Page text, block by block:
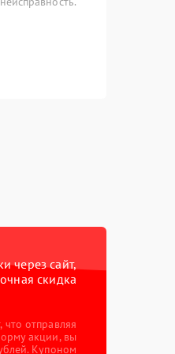
через сайт,
скидка
что отправляя
акции, вы
Купоном